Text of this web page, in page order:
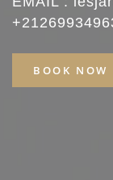
BOOK NOW